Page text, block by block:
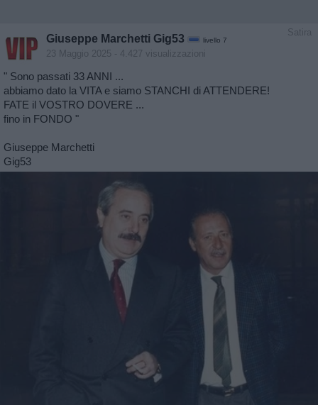
Satira
Giuseppe Marchetti Gig53 livello 7
23 Maggio 2025 - 4.427 visualizzazioni
" Sono passati 33 ANNI ...
abbiamo dato la VITA e siamo STANCHI di ATTENDERE!
FATE il VOSTRO DOVERE ...
fino in FONDO "
Giuseppe Marchetti
Gig53